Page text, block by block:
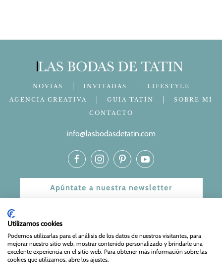
NOVIAS INVITADAS
LIFESTYLE
AGENCIA CREATIVA
GUÍA TATÍN
SOBRE MÍ
CONTACTO
info@lasbodasdetatin.com
Apúntate a nuestra newsletter
Aviso Legal|Política de Privacidad y Cookies| Web Diseñada
y mantenida porEspecialistas Web
Utilizamos cookies
Podemos utilizarlas para el análisis de los datos de nuestros visitantes, para
mejorar nuestro sitio web, mostrar contenido personalizado y brindarle una
excelente experiencia en el sitio web. Para obtener más información sobre las
cookies que utilizamos, abre los ajustes.